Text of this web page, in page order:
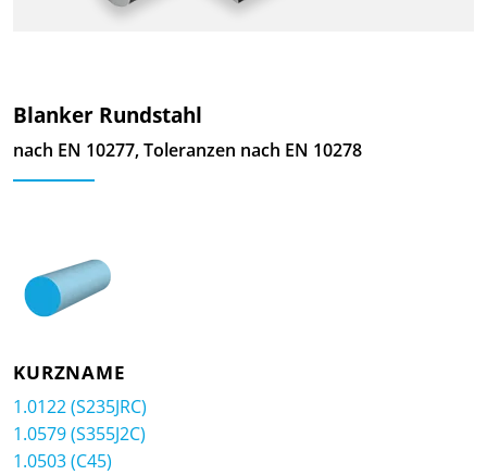
Blanker Rundstahl
nach EN 10277, Toleranzen nach EN 10278
KURZNAME
1.0122 (S235JRC)
1.0579 (S355J2C)
1.0503 (C45)